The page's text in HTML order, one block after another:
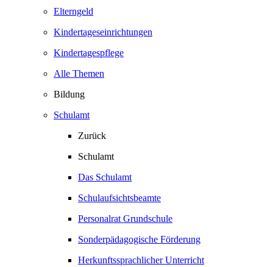
Elterngeld
Kindertageseinrichtungen
Kindertagespflege
Alle Themen
Bildung
Schulamt
Zurück
Schulamt
Das Schulamt
Schulaufsichtsbeamte
Personalrat Grundschule
Sonderpädagogische Förderung
Herkunftssprachlicher Unterricht